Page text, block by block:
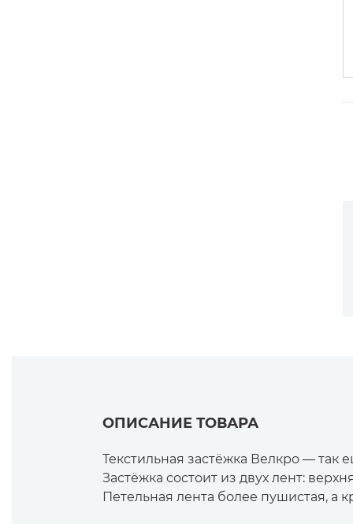
ОПИСАНИЕ ТОВАРА
Текстильная застёжка Велкро — так
Застёжка состоит из двух лент:
Петельная лента более пушистая, а